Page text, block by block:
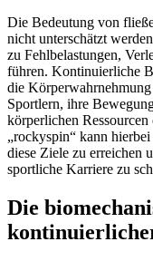
Die Bedeutung von
nicht unterschätzt
zu Fehlbelastungen,
führen. Kontinuierliche
die
Sportlern, ihre
körperlichen
„rockyspin“ kann
diese Ziele zu erreichen
sportliche Karriere zu
Die